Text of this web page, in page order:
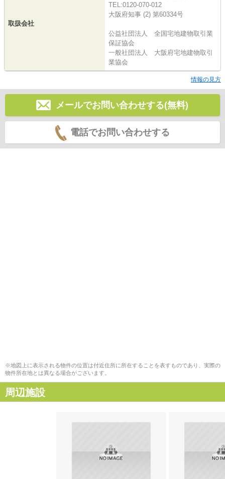
取扱会社
TEL:0120-070-012
大阪府知事 (2) 第60334号
公益社団法人 全国宅地建物取引業
保証協会
一般社団法人 大阪府宅地建物取引
業協会
情報の見方
メールでお問い合わせする(無料)
電話でお問い合わせする
※地図上に表示される物件の位置は付近住所に所在することを表すものであり、実際の
物件所在地とは異なる場合がございます。
周辺施設